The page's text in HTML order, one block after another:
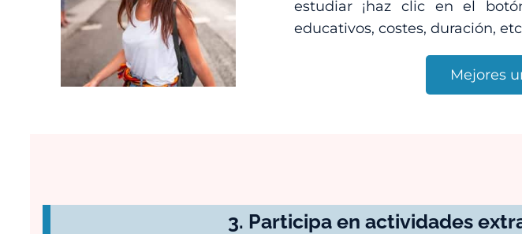
estudiar ¡haz clic en el
educativos, costes, duración,
Mejores
3. Participa en actividades